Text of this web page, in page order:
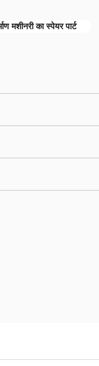
मशीनरी का स्पेयर पार्ट